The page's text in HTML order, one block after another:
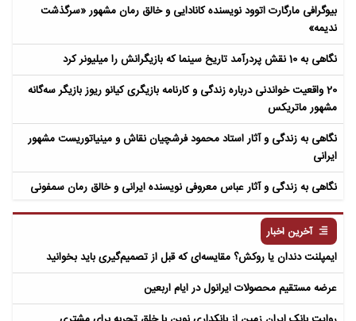
بیوگرافی مارگارت اتوود نویسنده کانادایی و خالق رمان مشهور «سرگذشت
ندیمه»
نگاهی به 10 نقش پردرآمد تاریخ سینما که بازیگرانش را میلیونر کرد
20 واقعیت خواندنی درباره زندگی و کارنامه بازیگری کیانو ریوز بازیگر سه‌گانه
مشهور ماتریکس
نگاهی به زندگی و آثار استاد محمود فرشچیان نقاش و مینیاتوریست مشهور
ایرانی
نگاهی به زندگی و آثار عباس معروفی نویسنده ایرانی و خالق رمان سمفونی
آخرین اخبار
ایمپلنت دندان یا روکش؟ مقایسه‌ای که قبل از تصمیم‌گیری باید بخوانید
عرضه مستقیم محصولات ایرانول در ایام اربعین